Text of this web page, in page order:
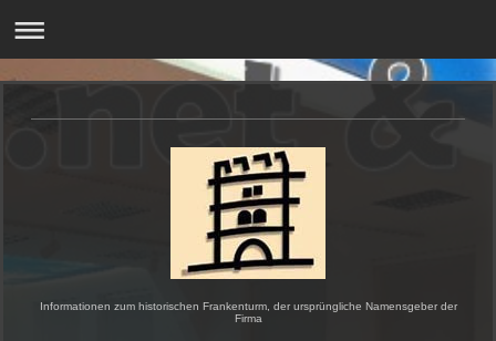
Informationen zum historischen Frankenturm, der ursprüngliche Namensgeber der
Firma